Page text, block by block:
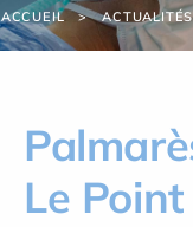
ACCUEIL ACTUALITÉS
Le